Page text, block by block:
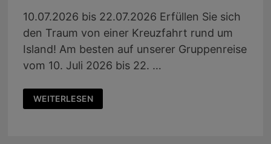
10.07.2026 bis 22.07.2026 Erfüllen Sie sich
den Traum von einer Kreuzfahrt rund um
Island! Am besten auf unserer Gruppenreise
vom 10. Juli 2026 bis 22. …
HÖRERREISE
2026:
RUND
WEITERLESEN